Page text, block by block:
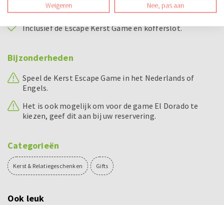
Verpakt in speciaal ontwikkelde kartonnen Escape Box
Inclusief de Escape Kerst Game en kofferslot.
Bijzonderheden
Speel de Kerst Escape Game in het Nederlands of
Engels.
Het is ook mogelijk om voor de game El Dorado te
kiezen, geef dit aan bij uw reservering.
Categorieën
Kerst & Relatiegeschenken Gifts
Ook leuk
Weigeren Nee, pas aan